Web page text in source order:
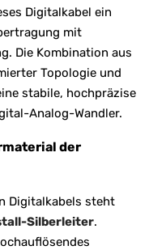
Digitalkabel ein
mit
Die Kombination aus
Topologie und
stabile, hochpräzise
Analog-Wandler.
der
Digitalkabels steht
Silberleiter.